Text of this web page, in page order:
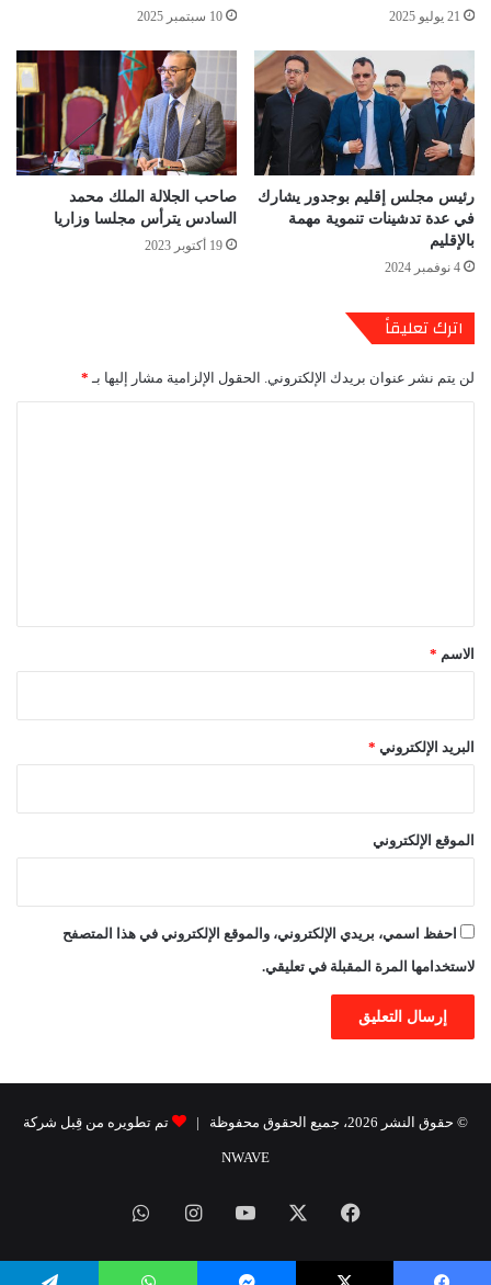
21 يوليو 2025 10 سبتمبر 2025
رئيس مجلس إقليم بوجدور يشارك
في عدة تدشينات تنموية مهمة
بالإقليم
4 نوفمبر 2024
صاحب الجلالة الملك محمد
السادس يترأس مجلسا وزاريا
19 أكتوبر 2023
اترك تعليقاً
لن يتم نشر عنوان بريدك الإلكتروني. الحقول الإلزامية مشار إليها بـ *
*الاسم *
البريد الإلكتروني *
الموقع الإلكتروني
احفظ اسمي، بريدي الإلكتروني، والموقع الإلكتروني في هذا المتصفح
لاستخدامها المرة المقبلة في تعليقي.
© حقوق النشر 2026، جميع الحقوق محفوظة | تم تطويره من قِبل شركة
NWAVE
فيسبوك يوتيوبانستقرامواتساب